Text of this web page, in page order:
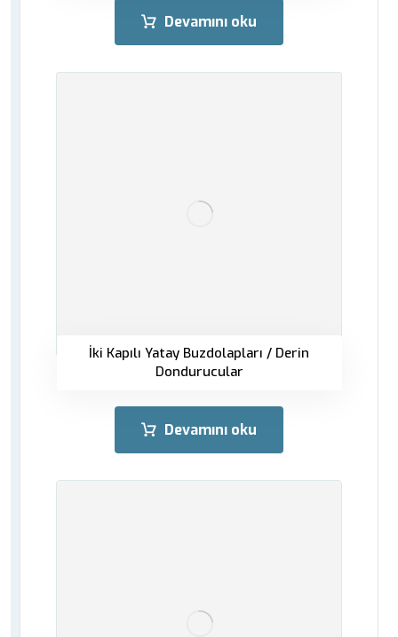
Devamını oku
İki Kapılı Yatay Buzdolapları / Derin
Dondurucular
Devamını oku